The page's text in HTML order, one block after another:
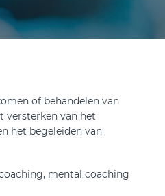
of behandelen van
versterken van het
het begeleiden van
mental coaching